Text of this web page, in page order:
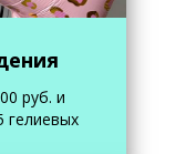
руб. и
гелиевых